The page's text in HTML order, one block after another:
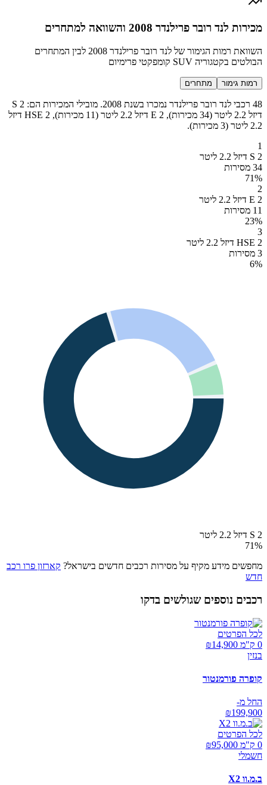
מכירות לנד רובר פרילנדר 2008 והשוואה למתחרים
השוואת רמות הגימור של לנד רובר פרילנדר 2008 לבין המתחרים
הבולטים בקטגוריה SUV קומפקטי פרימיום
רמות גימור מתחרים
48 רכבי לנד רובר פרילנדר נמכרו בשנת 2008. מובילי המכירות הם: 2 S
דיזל 2.2 ליטר (34 מכירות), 2 E דיזל 2.2 ליטר (11 מכירות), 2 HSE דיזל
2.2 ליטר (3 מכירות).
1
2 S דיזל 2.2 ליטר
34 מסירות
71%
2
2 E דיזל 2.2 ליטר
11 מסירות
23%
3
2 HSE דיזל 2.2 ליטר
3 מסירות
6%
2 S דיזל 2.2 ליטר
71%
מחפשים מידע מקיף על מסירות רכבים חדשים בישראל? קארזון פרו רכב
חדש
רכבים נוספים שגולשים בדקו
לכל הפרטים
0 ק"מ ₪
14,900
בנזין
קופרה פורמנטור
החל מ-
₪199,900
לכל הפרטים
0 ק"מ ₪
95,000
חשמלי
ב.מ.וו X2